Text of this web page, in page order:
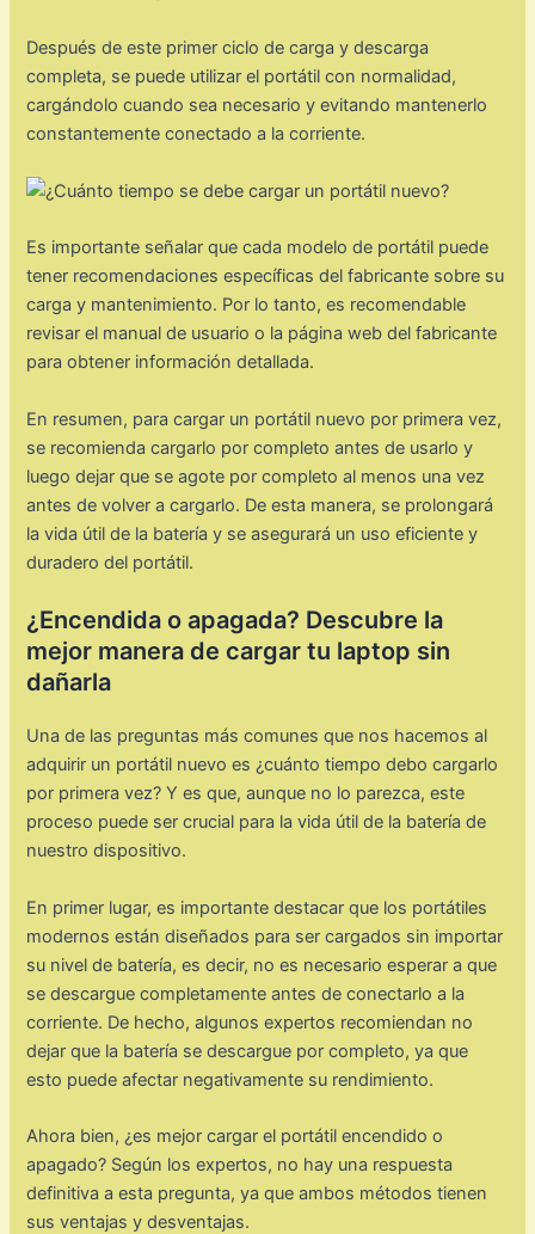
Después de este primer ciclo de carga y descarga
completa, se puede utilizar el portátil con normalidad,
cargándolo cuando sea necesario y evitando mantenerlo
constantemente conectado a la corriente.
Es importante señalar que cada modelo de portátil puede
tener recomendaciones específicas del fabricante sobre su
carga y mantenimiento. Por lo tanto, es recomendable
revisar el manual de usuario o la página web del fabricante
para obtener información detallada.
En resumen, para cargar un portátil nuevo por primera vez,
se recomienda cargarlo por completo antes de usarlo y
luego dejar que se agote por completo al menos una vez
antes de volver a cargarlo. De esta manera, se prolongará
la vida útil de la batería y se asegurará un uso eficiente y
duradero del portátil.
¿Encendida o apagada? Descubre la
mejor manera de cargar tu laptop sin
dañarla
Una de las preguntas más comunes que nos hacemos al
adquirir un portátil nuevo es ¿cuánto tiempo debo cargarlo
por primera vez? Y es que, aunque no lo parezca, este
proceso puede ser crucial para la vida útil de la batería de
nuestro dispositivo.
En primer lugar, es importante destacar que los portátiles
modernos están diseñados para ser cargados sin importar
su nivel de batería, es decir, no es necesario esperar a que
se descargue completamente antes de conectarlo a la
corriente. De hecho, algunos expertos recomiendan no
dejar que la batería se descargue por completo, ya que
esto puede afectar negativamente su rendimiento.
Ahora bien, ¿es mejor cargar el portátil encendido o
apagado? Según los expertos, no hay una respuesta
definitiva a esta pregunta, ya que ambos métodos tienen
sus ventajas y desventajas.